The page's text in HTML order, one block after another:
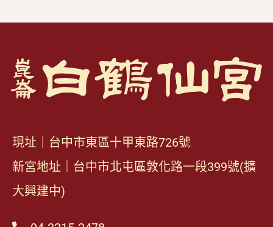
現址｜台中市東區十甲東路726號
新宮地址｜台中市北屯區敦化路一段399號(擴
大興建中)